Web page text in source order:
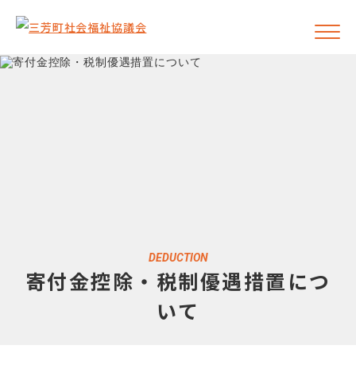
DEDUCTION
寄付金控除・税制優遇措置につ
いて